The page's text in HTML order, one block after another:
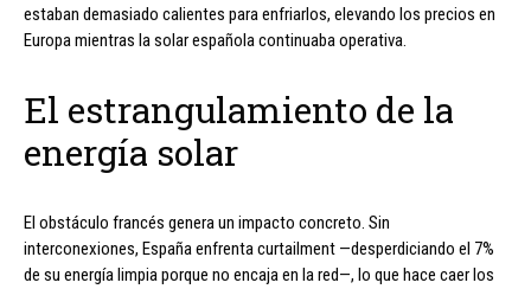
estaban demasiado calientes para enfriarlos, elevando los precios en
Europa mientras la solar española continuaba operativa.
El estrangulamiento de la
energía solar
El obstáculo francés genera un impacto concreto. Sin
interconexiones, España enfrenta curtailment —desperdiciando el 7%
de su energía limpia porque no encaja en la red—, lo que hace caer los